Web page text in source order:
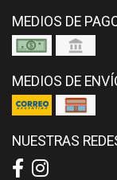
MEDIOS DE
MEDIOS DE
NUESTRAS